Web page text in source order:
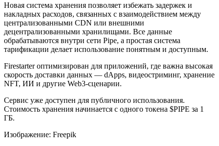
Новая система хранения позволяет избежать задержек и
накладных расходов, связанных с взаимодействием между
централизованными CDN или внешними
децентрализованными хранилищами. Все данные
обрабатываются внутри сети Pipe, а простая система
тарификации делает использование понятным и доступным.
Firestarter оптимизирован для приложений, где важна высокая
скорость доставки данных — dApps, видеостриминг, хранение
NFT, ИИ и другие Web3-сценарии.
Сервис уже доступен для публичного использования.
Стоимость хранения начинается с одного токена $PIPE за 1
ГБ.
Изображение: Freepik